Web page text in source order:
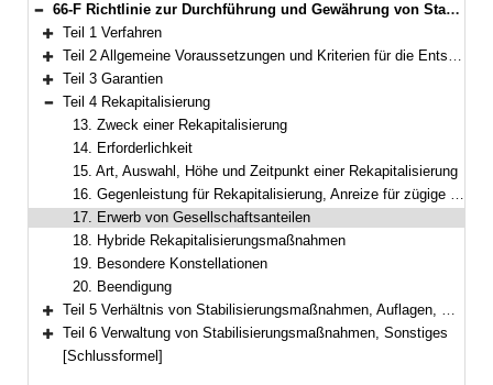
Bereich reduzieren
66-F Richtlinie zur Durchführung und Gewährung von Stabilisierungsmaßnahmen nach dem BayernFonds- und Finanzagentur-Gesetz (BayernFonds-Durchführungsrichtlinie – BFDuR) Gemeinsame Bekanntmachung des Bayerischen Staatsministeriums der Finanzen und für Heimat und des Bayerischen Staatsministeriums für Wirtschaft, Landesentwicklung und Energie vom 24. August 2020, Az. 42/45-VV 9220-2/4/12 (BayMBl. Nr. 491 )
Bereich erweitern
Teil 1 Verfahren
Bereich erweitern
Teil 2 Allgemeine Voraussetzungen und Kriterien für die Entscheidung über eine Stabilisierungsmaßnahme
Bereich erweitern
Teil 3 Garantien
Bereich reduzieren
Teil 4 Rekapitalisierung
13. Zweck einer Rekapitalisierung
14. Erforderlichkeit
15. Art, Auswahl, Höhe und Zeitpunkt einer Rekapitalisierung
16. Gegenleistung für Rekapitalisierung, Anreize für zügige Beendigung
17. Erwerb von Gesellschaftsanteilen
18. Hybride Rekapitalisierungsmaßnahmen
19. Besondere Konstellationen
20. Beendigung
Bereich erweitern
Teil 5 Verhältnis von Stabilisierungsmaßnahmen, Auflagen, Stabilisierungsvertrag
Bereich erweitern
Teil 6 Verwaltung von Stabilisierungsmaßnahmen, Sonstiges
[Schlussformel]